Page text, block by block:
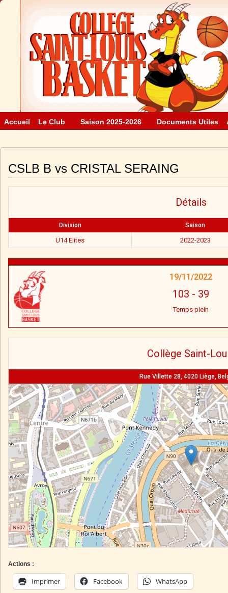
Accueil Le Club Saison 2025-2026 Documents Utiles
CSLB B vs CRISTAL SERAING
Détails
Division Saison
U14 Elites 2022-2023
19/11/2022
103 - 39
Temps plein
Collège Saint-
Rue Villette 28, 4020 Liège,
Actions :
Imprimer Facebook WhatsApp